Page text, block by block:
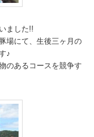
ました!!
場にて、生後三ヶ月の
♪
のあるコースを競争す